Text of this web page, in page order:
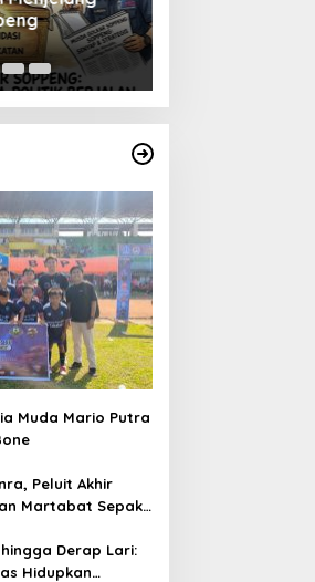
Muda Mario Putra
Peluit Akhir
Martabat Sepak
Derap Lari:
Hidupkan